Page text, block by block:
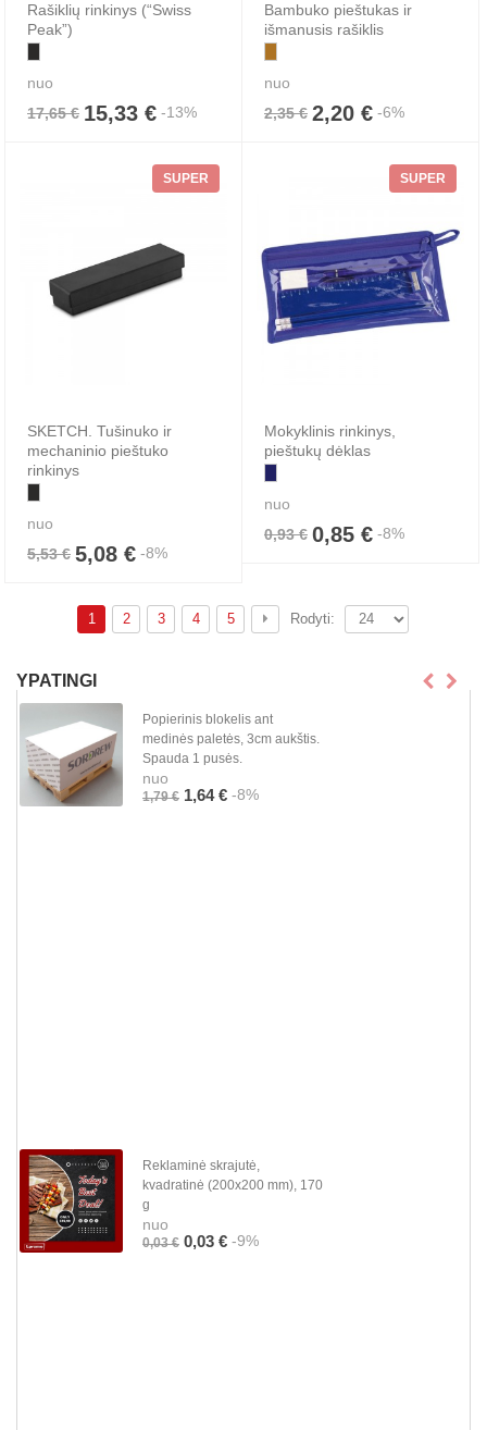
Rašiklių rinkinys (“Swiss
Peak”)
nuo
17,65 € 15,33 € -13%
Bambuko pieštukas ir
išmanusis rašiklis
nuo
2,35 € 2,20 € -6%
SUPER
SKETCH. Tušinuko ir
mechaninio pieštuko
rinkinys
nuo
5,53 € 5,08 € -8%
SUPER
Mokyklinis rinkinys,
pieštukų dėklas
nuo
0,93 € 0,85 € -8%
1 2 3 4 5 Rodyti:
YPATINGI
Popierinis blokelis ant
medinės paletės, 3cm aukštis.
Spauda 1 pusės.
nuo
1,79 € 1,64 € -8%
Reklaminė skrajutė,
kvadratinė (200x200 mm), 170
g
nuo
0,03 € 0,03 € -9%